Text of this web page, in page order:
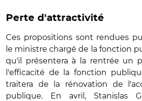
Perte d'attractivité
Ces propositions sont rendues
le ministre chargé de la fonction
qu'il présentera à la rentrée un
l'efficacité de la fonction
traitera de la rénovation de
publique. En avril, Stanislas